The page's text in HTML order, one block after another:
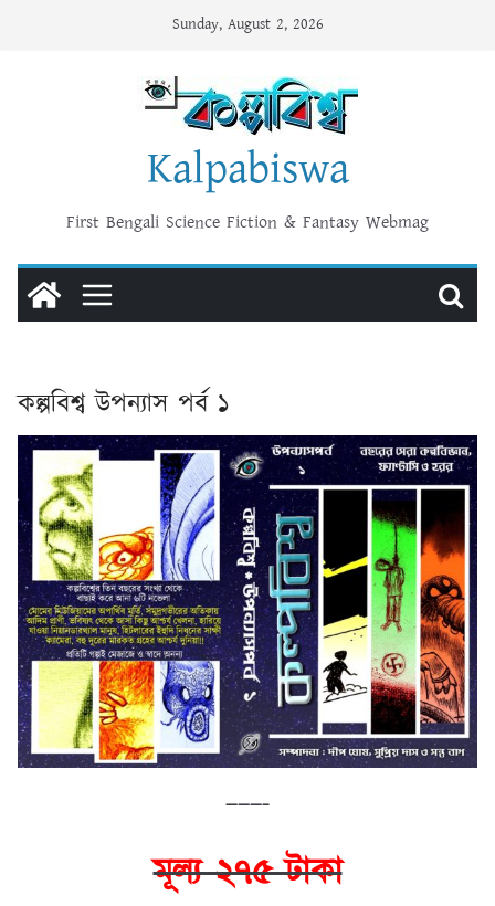
Sunday, August 2, 2026
Kalpabiswa
First Bengali Science Fiction & Fantasy Webmag
কল্পবিশ্ব উপন্যাস পর্ব ১
———–
মূল্য ২৭৫ টাকা